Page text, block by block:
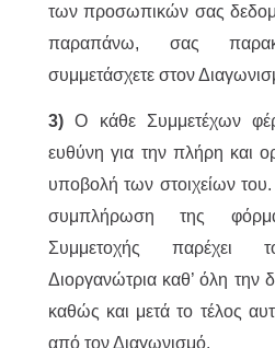
των προσωπικών σας
παραπάνω, σας
συμμετάσχετε στον
3) Ο κάθε Συμμετέχων
ευθύνη για την πλήρη και
υποβολή των στοιχείων
συμπλήρωση της
Συμμετοχής παρέχει
Διοργανώτρια καθ’ όλη την
καθώς και μετά το τέλος
από τον Διαγωνισμό.